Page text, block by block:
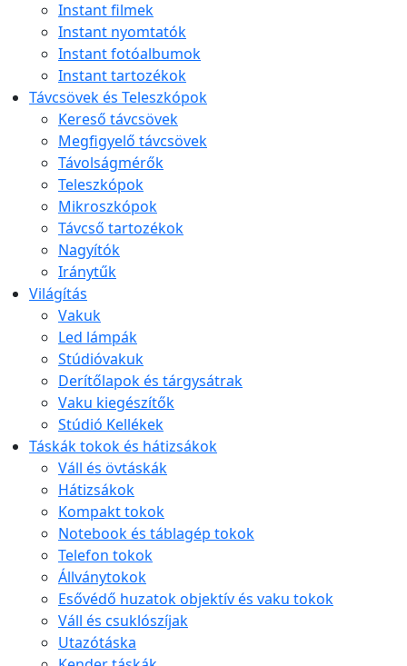
Instant filmek
Instant nyomtatók
Instant fotóalbumok
Instant tartozékok
Távcsövek és Teleszkópok
Kereső távcsövek
Megfigyelő távcsövek
Távolságmérők
Teleszkópok
Mikroszkópok
Távcső tartozékok
Nagyítók
Iránytűk
Világítás
Vakuk
Led lámpák
Stúdióvakuk
Derítőlapok és tárgysátrak
Vaku kiegészítők
Stúdió Kellékek
Táskák tokok és hátizsákok
Váll és övtáskák
Hátizsákok
Kompakt tokok
Notebook és táblagép tokok
Telefon tokok
Állványtokok
Esővédő huzatok objektív és vaku tokok
Váll és csuklószíjak
Utazótáska